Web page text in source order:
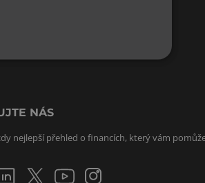
NÁS
nejlepší přehled o financích, který vám